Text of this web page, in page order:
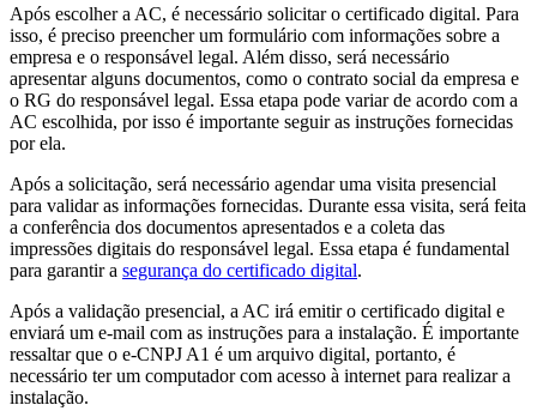
Após escolher a AC, é necessário solicitar o certificado digital. Para
isso, é preciso preencher um formulário com informações sobre a
empresa e o responsável legal. Além disso, será necessário
apresentar alguns documentos, como o contrato social da empresa e
o RG do responsável legal. Essa etapa pode variar de acordo com a
AC escolhida, por isso é importante seguir as instruções fornecidas
por ela.
Após a solicitação, será necessário agendar uma visita presencial
para validar as informações fornecidas. Durante essa visita, será feita
a conferência dos documentos apresentados e a coleta das
impressões digitais do responsável legal. Essa etapa é fundamental
para garantir a segurança do certificado digital.
Após a validação presencial, a AC irá emitir o certificado digital e
enviará um e-mail com as instruções para a instalação. É importante
ressaltar que o e-CNPJ A1 é um arquivo digital, portanto, é
necessário ter um computador com acesso à internet para realizar a
instalação.